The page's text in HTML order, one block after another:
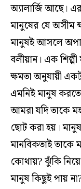
অ্যালার্জি আছে।
মানুষের যে অসীম
মানুষই আসলে
বলীয়ান। এক
ক্ষমতা অনুযায়ী
এমনিই মানুষ
আমরা যদি তাকে
ছোট করা হয়।
মানবিকতাই তাকে
কোথায়? ঝুঁকি
মানুষ কিছুই পায়